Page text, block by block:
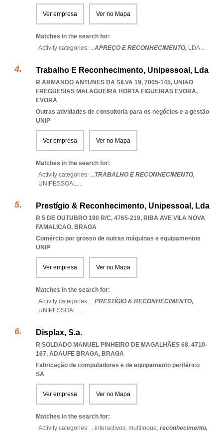
Ver empresa Ver no Mapa
Matches in the search for:
Activity categories: ...APREÇO E RECONHECIMENTO, LDA...
Trabalho E Reconhecimento, Unipessoal, Lda
R ARMANDO ANTUNES DA SILVA 19, 7005-145, UNIAO
FREGUESIAS MALAGUEIRA HORTA FIGUEIRAS EVORA,
EVORA
Outras atividades de consultoria para os negócios e a gestão
UNIP
Ver empresa Ver no Mapa
Matches in the search for:
Activity categories: ...TRABALHO E RECONHECIMENTO,
UNIPESSOAL...
Prestígio & Reconhecimento, Unipessoal, Lda
R 5 DE OUTUBRO 190 R/C, 4765-219, RIBA AVE VILA NOVA
FAMALICAO, BRAGA
Comércio por grosso de outras máquinas e equipamentos
UNIP
Ver empresa Ver no Mapa
Matches in the search for:
Activity categories: ...PRESTÍGIO & RECONHECIMENTO,
UNIPESSOAL...
Displax, S.a.
R SOLDADO MANUEL PINHEIRO DE MAGALHÃES 68, 4710-
167, ADAUFE BRAGA, BRAGA
Fabricação de computadores e de equipamento periférico
SA
Ver empresa Ver no Mapa
Matches in the search for:
Activity categories: ...interactivos, multitoque, reconhecimento,